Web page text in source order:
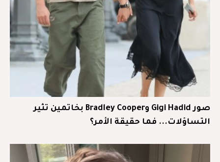
صور Gigi Hadid وBradley Cooper بخاتمين تثير
التساؤلات... فما حقيقة الأمر؟